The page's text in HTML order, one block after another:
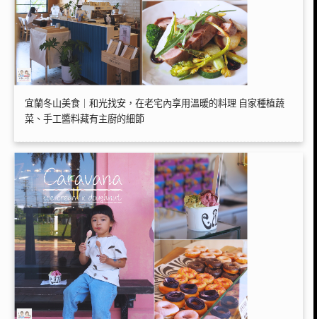
宜蘭冬山美食｜和光找安，在老宅內享用溫暖的料理 自家種植蔬
菜、手工醬料藏有主廚的細節